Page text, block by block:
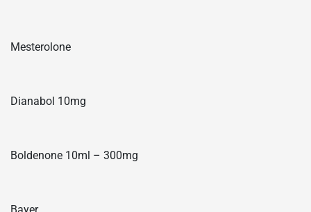
Mesterolone
Dianabol 10mg
Boldenone 10ml – 300mg
Bayer